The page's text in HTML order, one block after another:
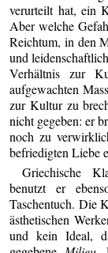
verurteilt hat, ein
Aber welche
Reichtum, in den
und
Verhältnis zur
aufgewachten
zur Kultur zu
nicht gegeben: er
noch zu
befriedigten Liebe
Griechische
benutzt er
Taschentuch. Die
ästhetischen
und kein Ideal,